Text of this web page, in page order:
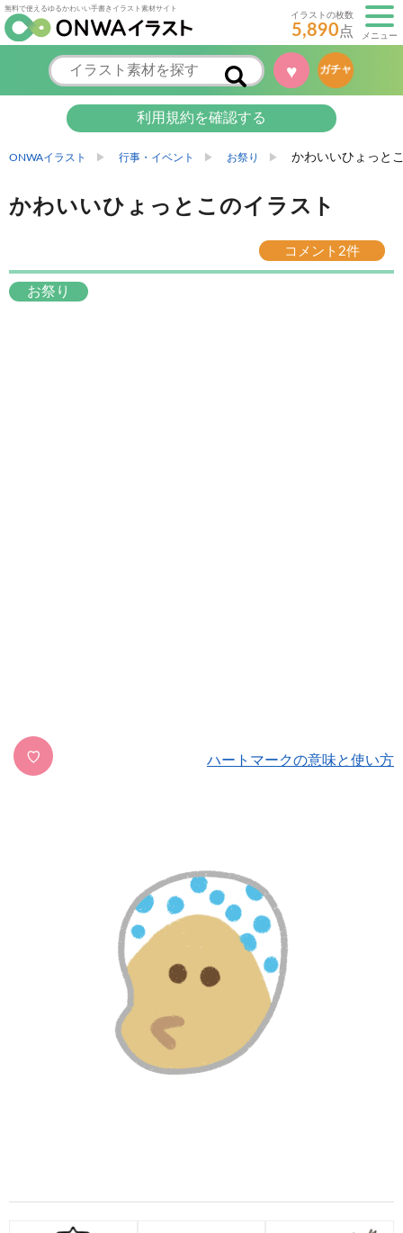
無料で使えるゆるかわいい手書きイラスト素材サイト
イラストの枚数
5,890点 メニュー
♥ ガチャ
利用規約を確認する
ONWAイラスト 行事・イベント お祭り かわいいひょっと
かわいいひょっとこのイラスト
コメント2件
お祭り
♡ ハートマークの意味と使い方